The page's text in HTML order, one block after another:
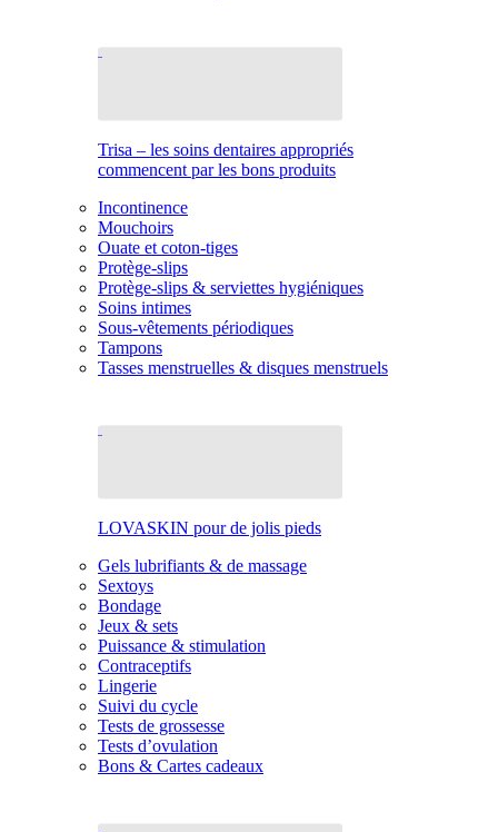
Trisa – les soins dentaires appropriés
commencent par les bons produits
Incontinence
Mouchoirs
Ouate et coton-tiges
Protège-slips
Protège-slips & serviettes hygiéniques
Soins intimes
Sous-vêtements périodiques
Tampons
Tasses menstruelles & disques menstruels
LOVASKIN pour de jolis pieds
Gels lubrifiants & de massage
Sextoys
Bondage
Jeux & sets
Puissance & stimulation
Contraceptifs
Lingerie
Suivi du cycle
Tests de grossesse
Tests d’ovulation
Bons & Cartes cadeaux